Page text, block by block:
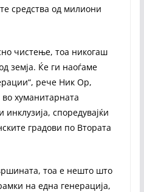
средства од милиони
чистење, тоа никогаш
земја. Ќе ги наоѓаме
рече Ник Ор,
хуманитарната
споредувајќи
градови по Втората
тоа е нешто што
на една генерација,